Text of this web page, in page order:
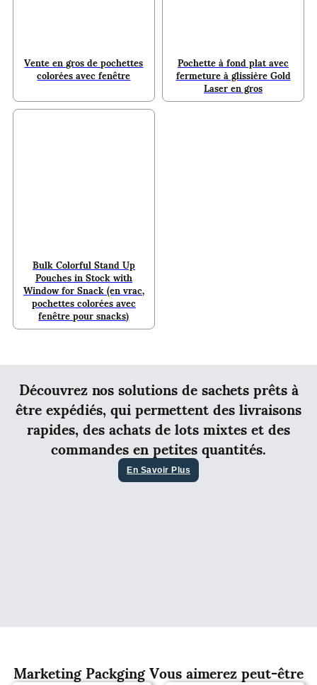
Vente en gros de pochettes
colorées avec fenêtre Pochette à fond plat avec
fermeture à glissière Gold
Laser en gros
Bulk Colorful Stand Up
Pouches in Stock with
Window for Snack (en vrac,
pochettes colorées avec
fenêtre pour snacks)
Découvrez nos solutions de sachets prêts à
être expédiés, qui permettent des livraisons
rapides, des achats de lots mixtes et des
commandes en petites quantités.
En Savoir Plus
Marketing Packging Vous aimerez peut-être